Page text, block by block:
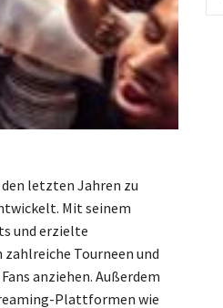
letzten Jahren zu
Mit seinem
und erzielte
Tourneen und
anziehen. Außerdem
Plattformen wie